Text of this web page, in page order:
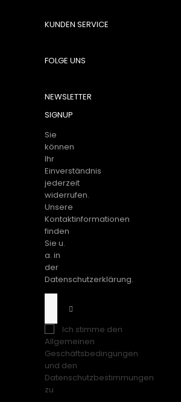
KUNDEN SERVICE
FOLGE UNS
NEWSLETTER
SIGNUP
Sie
können
Ihr
Einverständnis
jederzeit
widerrufen.
Unsere
Kontaktinformationen
finden
Sie u.
a. in
der
Datenschutzerklärung.
Ich stimme den
Allgemeinen
Geschäftsbedingungen
und den
Datenschutzbestimmungen
zu